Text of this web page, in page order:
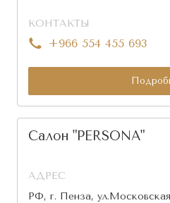
КОНТАКТЫ
+966 554 455 693
Салон "PERSONA"
АДРЕС
РФ, г. Пенза,